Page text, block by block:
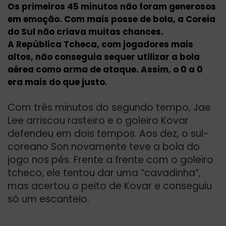
Os primeiros 45 minutos não foram generosos
em emoção. Com mais posse de bola, a Coreia
do Sul não criava muitas chances.
A República Tcheca, com jogadores mais
altos, não conseguia sequer utilizar a bola
aérea como arma de ataque. Assim, o 0 a 0
era mais do que justo.
Com três minutos do segundo tempo, Jae
Lee arriscou rasteiro e o goleiro Kovar
defendeu em dois tempos. Aos dez, o sul-
coreano Son novamente teve a bola do
jogo nos pés. Frente a frente com o goleiro
tcheco, ele tentou dar uma “cavadinha”,
mas acertou o peito de Kovar e conseguiu
só um escanteio.